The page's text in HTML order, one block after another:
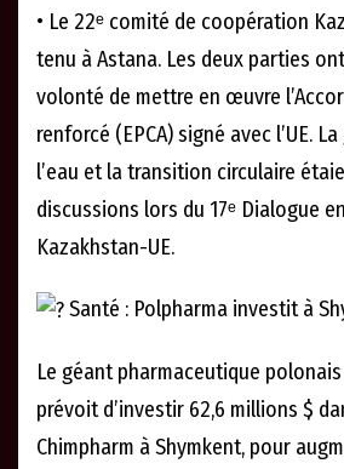
• Le 22ᵉ comité de coopération
tenu à Astana. Les deux parties
volonté de mettre en œuvre
renforcé (EPCA) signé avec l’UE.
l’eau et la transition circulaire
discussions lors du 17ᵉ Dialogue
Kazakhstan-UE.
Santé : Polpharma investit à
Le géant pharmaceutique
prévoit d’investir 62,6 millions $
Chimpharm à Shymkent, pour